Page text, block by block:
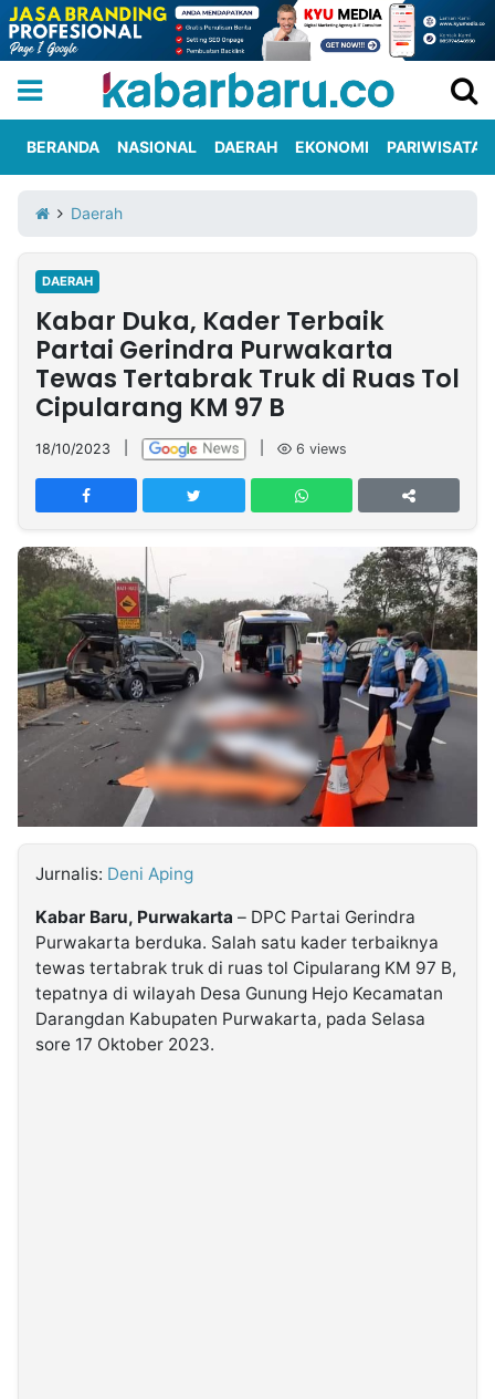
Iklan
Berita
Kami
Nasional
International
Olahraga
Entertainment
Daerah
Pariwisata
Kuliner
Kolom
Network
PT
TREETAN
MULTIMEDIA
INDONESIA
Partner
Insight
NTB
Suara
Time
Lens
IDN
Daily
Jogja
Jalan
Rakyat
Idealita
News
Kita
Notice
Dinamikapost.com
Radar
Baru
Seedbacklink
Follow
Kabarbaru
BERANDA NASIONAL DAERAH EKONOMI PARIWISATA
Daerah
DAERAH
Kabar Duka, Kader Terbaik
Partai Gerindra Purwakarta
Tewas Tertabrak Truk di Ruas Tol
Cipularang KM 97 B
18/10/2023 6 views
Jurnalis: Deni Aping
Kabar Baru, Purwakarta – DPC Partai Gerindra
Purwakarta berduka. Salah satu kader terbaiknya
tewas tertabrak truk di ruas tol Cipularang KM 97 B,
tepatnya di wilayah Desa Gunung Hejo Kecamatan
Darangdan Kabupaten Purwakarta, pada Selasa
sore 17 Oktober 2023.